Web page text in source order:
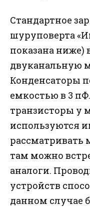
Стандартное
шуруповерта
показана ниже)
двуканальную
Конденсаторы
емкостью в 3
транзисторы у
используются
рассматривать
там можно
аналоги.
устройств
данном случае